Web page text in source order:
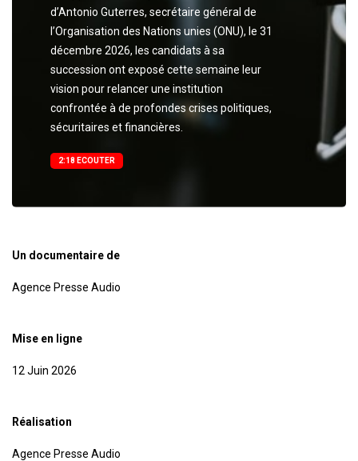
d’Antonio Guterres, secrétaire général de
l’Organisation des Nations unies (ONU), le 31
décembre 2026, les candidats à sa
succession ont exposé cette semaine leur
vision pour relancer une institution
confrontée à de profondes crises politiques,
sécuritaires et financières.
2:18 ECOUTER
Un documentaire de
Agence Presse Audio
Mise en ligne
12 Juin 2026
Réalisation
Agence Presse Audio